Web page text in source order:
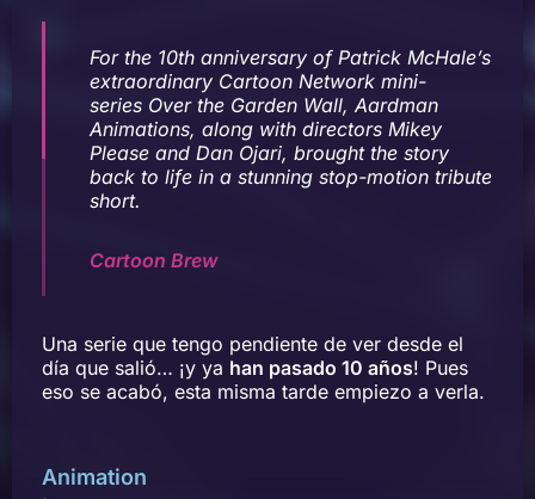
For the 10th anniversary of Patrick McHale’s
extraordinary Cartoon Network mini-
series Over the Garden Wall, Aardman
Animations, along with directors Mikey
Please and Dan Ojari, brought the story
back to life in a stunning stop-motion tribute
short.
Cartoon Brew
Una serie que tengo pendiente de ver desde el
día que salió… ¡y ya han pasado 10 años! Pues
eso se acabó, esta misma tarde empiezo a verla.
Animation